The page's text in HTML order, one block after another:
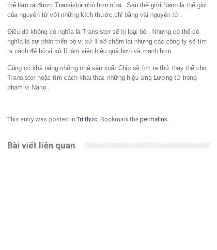
thể làm ra được Transistor nhỏ hơn nữa . Sau thế giới Nano là thế giới
của nguyên tử với những kích thước chỉ bằng vài nguyên tử .
Điều đó không có nghĩa là Transistor sẽ bị loại bỏ . Nhưng có thể có
nghĩa là sự phát triển bộ vi xử lí sẽ chậm lại nhưng các công ty sẽ tìm
ra cách để bộ vi xử lí làm việc hiệu quả hơn và mạnh hơn .
Cũng có khả năng những nhà sản xuất Chip sẽ tìm ra thứ thay thế cho
Transistor hoặc tìm cách khai thác những hiệu ứng Lượng tử trong
phạm vi Nano .
This entry was posted in Tri thức . Bookmark the permalink
Bài viết liên quan